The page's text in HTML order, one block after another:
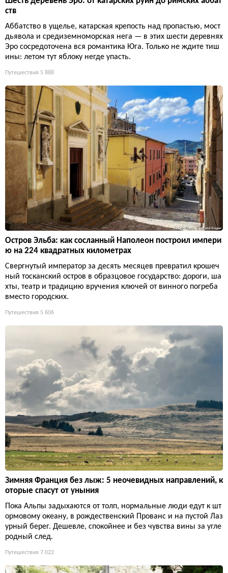
ств
Аббатство в ущелье, катарская крепость над пропастью, мост
дьявола и средиземноморская нега — в этих шести деревнях
Эро сосредоточена вся романтика Юга. Только не ждите тиш
ины: летом тут яблоку негде упасть.
Путешествия 5 888
Остров Эльба: как сосланный Наполеон построил импери
ю на 224 квадратных километрах
Свергнутый император за десять месяцев превратил крошеч
ный тосканский остров в образцовое государство: дороги, ша
хты, театр и традицию вручения ключей от винного погреба
вместо городских.
Путешествия 5 606
Зимняя Франция без лыж: 5 неочевидных направлений, к
оторые спасут от уныния
Пока Альпы задыхаются от толп, нормальные люди едут к шт
ормовому океану, в рождественский Прованс и на пустой Лаз
урный берег. Дешевле, спокойнее и без чувства вины за угле
родный след.
Путешествия 7 022